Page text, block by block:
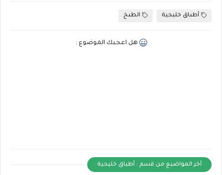
أطباق خليجية الطبخ
هل اعجبك الموضوع :
أخر المواضيع من قسم : أطباق خليجية